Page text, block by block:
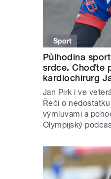
Sport
Půlhodina
srdce. Choďte
kardiochirurg
Jan Pirk i ve
Řeči o
výmluvami a
Olympijský